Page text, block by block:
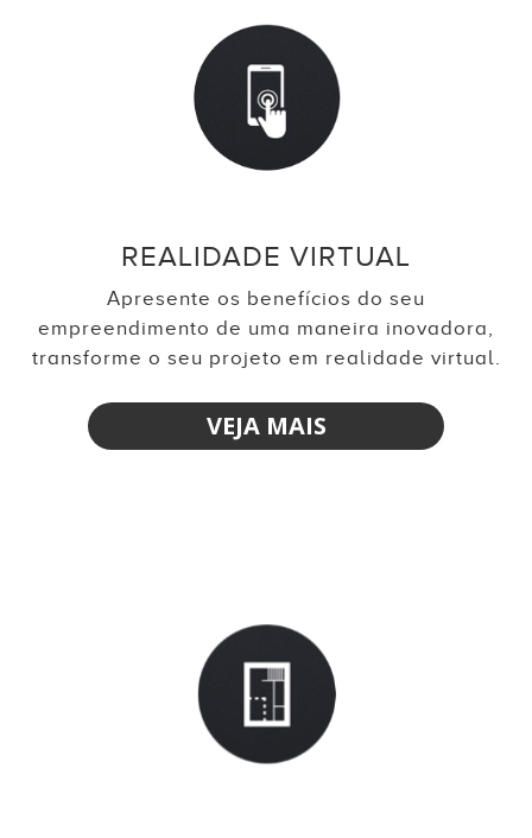
REALIDADE VIRTUAL
Apresente os benefícios do seu
empreendimento de uma maneira inovadora,
transforme o seu projeto em realidade virtual.
VEJA MAIS